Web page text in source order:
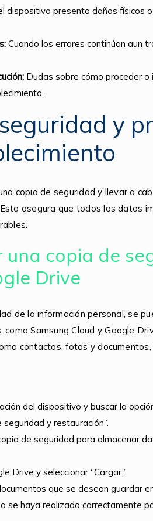
dispositivo presenta daños físicos
Cuando los errores continúan aun
Dudas sobre cómo proceder
y
copia de seguridad y llevar a
asegura que todos los datos
una copia de
Drive
de la información personal, se
como Samsung Cloud y Google
contactos, fotos y
del dispositivo y buscar la
seguridad y restauración”.
de seguridad para almacenar
Drive y seleccionar “Cargar”.
que se desean guardar
se haya realizado correctamente